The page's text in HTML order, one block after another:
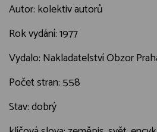
Autor: kolektiv autorů
Rok vydání: 1977
Vydalo: Nakladatelství Obzor
Počet stran: 558
Stav: dobrý